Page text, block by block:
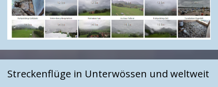
Streckenflüge in Unterwössen und weltweit